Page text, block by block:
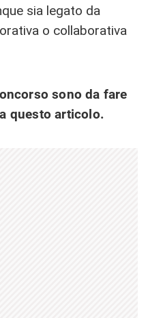
sia legato da
o collaborativa
sono da fare
questo articolo.